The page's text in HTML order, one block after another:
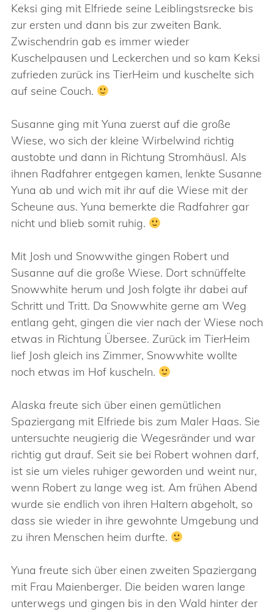
Keksi ging mit Elfriede seine Leiblingstsrecke bis
zur ersten und dann bis zur zweiten Bank.
Zwischendrin gab es immer wieder
Kuschelpausen und Leckerchen und so kam Keksi
zufrieden zurück ins TierHeim und kuschelte sich
auf seine Couch.
Susanne ging mit Yuna zuerst auf die große
Wiese, wo sich der kleine Wirbelwind richtig
austobte und dann in Richtung Stromhäusl. Als
ihnen Radfahrer entgegen kamen, lenkte Susanne
Yuna ab und wich mit ihr auf die Wiese mit der
Scheune aus. Yuna bemerkte die Radfahrer gar
nicht und blieb somit ruhig.
Mit Josh und Snowwithe gingen Robert und
Susanne auf die große Wiese. Dort schnüffelte
Snowwhite herum und Josh folgte ihr dabei auf
Schritt und Tritt. Da Snowwhite gerne am Weg
entlang geht, gingen die vier nach der Wiese noch
etwas in Richtung Übersee. Zurück im TierHeim
lief Josh gleich ins Zimmer, Snowwhite wollte
noch etwas im Hof kuscheln.
Alaska freute sich über einen gemütlichen
Spaziergang mit Elfriede bis zum Maler Haas. Sie
untersuchte neugierig die Wegesränder und war
richtig gut drauf. Seit sie bei Robert wohnen darf,
ist sie um vieles ruhiger geworden und weint nur,
wenn Robert zu lange weg ist. Am frühen Abend
wurde sie endlich von ihren Haltern abgeholt, so
dass sie wieder in ihre gewohnte Umgebung und
zu ihren Menschen heim durfte.
Yuna freute sich über einen zweiten Spaziergang
mit Frau Maienberger. Die beiden waren lange
unterwegs und gingen bis in den Wald hinter der